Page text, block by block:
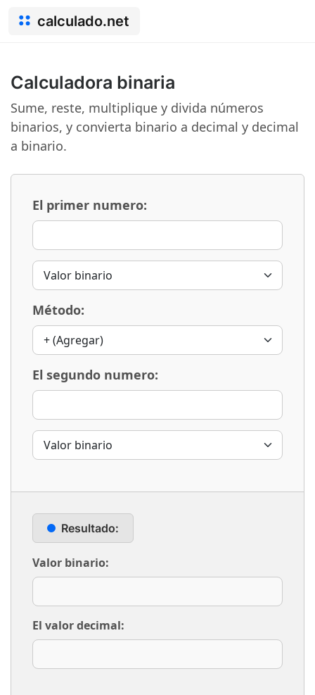
calculado.net
Calculadora binaria
Sume, reste, multiplique y divida números
binarios, y convierta binario a decimal y decimal
a binario.
El primer numero:
Método:
El segundo numero:
Resultado:
Valor binario:
El valor decimal: